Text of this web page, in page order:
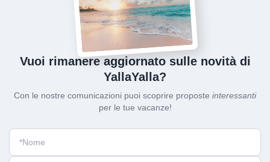
Vuoi rimanere aggiornato sulle novità di
YallaYalla?
Con le nostre comunicazioni puoi scoprire proposte interessanti
per le tue vacanze!